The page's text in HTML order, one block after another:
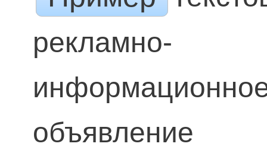
рекламно-
объявление